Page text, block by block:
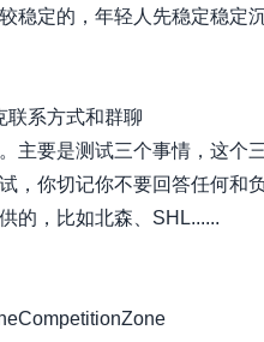
稳定的，年轻人先稳定稳定
联系方式和群聊
主要是测试三个事情，这个
，你切记你不要回答任何和负
的，比如北森、SHL......